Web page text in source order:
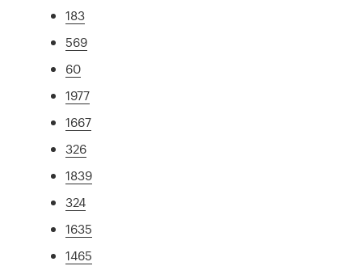
183
569
60
1977
1667
326
1839
324
1635
1465